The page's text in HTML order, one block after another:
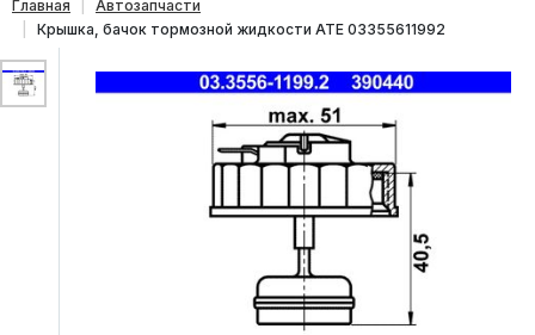
Главная
Автозапчасти
Крышка, бачок тормозной жидкости ATE 03355611992